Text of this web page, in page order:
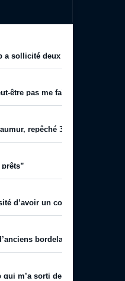
sollicité deux fois un
être pas me faire des amis
repêché 3 fois de suite)
d’avoir un coach qui incarne
bordelais qui
m’a sorti de la merde”